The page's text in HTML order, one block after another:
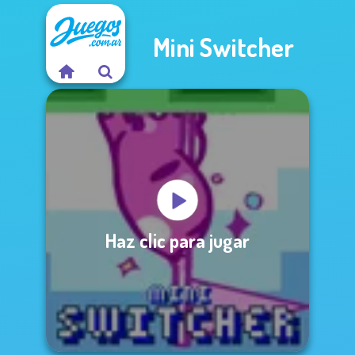
Mini Switcher
Haz clic para jugar